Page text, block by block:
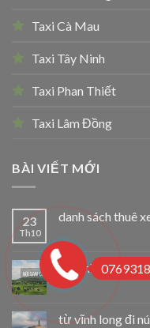
Taxi Cà Mau
Taxi Tây Ninh
Taxi Phan Thiết
Taxi Lâm Đồng
BÀI VIẾT MỚI
23
Th10
danh sách thuê
từ vĩnh long đi
từ vĩnh long đi